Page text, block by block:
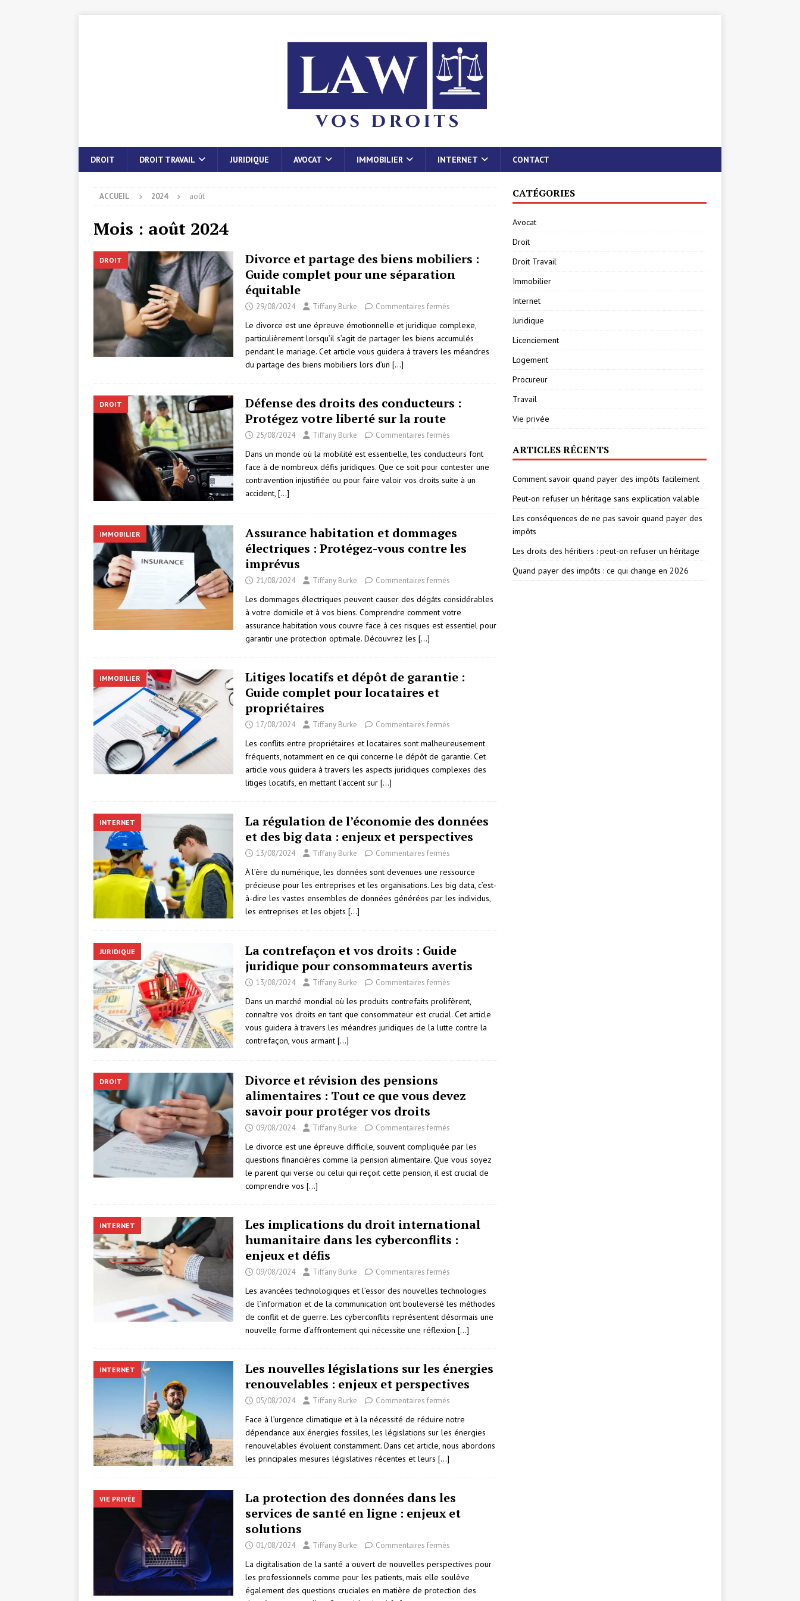
DROIT DROIT TRAVAIL JURIDIQUE AVOCAT IMMOBILIER INTERNET CONTACT
ACCUEIL 2024 août
Mois : août 2024
DROIT
Divorce et partage des biens mobiliers :
Guide complet pour une séparation
équitable
29/08/2024 Tiffany Burke Commentaires fermés
Le divorce est une épreuve émotionnelle et juridique complexe,
particulièrement lorsqu’il s’agit de partager les biens accumulés
pendant le mariage. Cet article vous guidera à travers les méandres
du partage des biens mobiliers lors d’un […]
DROIT
Défense des droits des conducteurs :
Protégez votre liberté sur la route
25/08/2024 Tiffany Burke Commentaires fermés
Dans un monde où la mobilité est essentielle, les conducteurs font
face à de nombreux défis juridiques. Que ce soit pour contester une
contravention injustifiée ou pour faire valoir vos droits suite à un
accident, […]
IMMOBILIER
Assurance habitation et dommages
électriques : Protégez-vous contre les
imprévus
21/08/2024 Tiffany Burke Commentaires fermés
Les dommages électriques peuvent causer des dégâts considérables
à votre domicile et à vos biens. Comprendre comment votre
assurance habitation vous couvre face à ces risques est essentiel pour
garantir une protection optimale. Découvrez les […]
IMMOBILIER
Litiges locatifs et dépôt de garantie :
Guide complet pour locataires et
propriétaires
17/08/2024 Tiffany Burke Commentaires fermés
Les conflits entre propriétaires et locataires sont malheureusement
fréquents, notamment en ce qui concerne le dépôt de garantie. Cet
article vous guidera à travers les aspects juridiques complexes des
litiges locatifs, en mettant l’accent sur […]
INTERNET
La régulation de l’économie des données
et des big data : enjeux et perspectives
13/08/2024 Tiffany Burke Commentaires fermés
À l’ère du numérique, les données sont devenues une ressource
précieuse pour les entreprises et les organisations. Les big data, c’est-
à-dire les vastes ensembles de données générées par les individus,
les entreprises et les objets […]
JURIDIQUE
La contrefaçon et vos droits : Guide
juridique pour consommateurs avertis
13/08/2024 Tiffany Burke Commentaires fermés
Dans un marché mondial où les produits contrefaits prolifèrent,
connaître vos droits en tant que consommateur est crucial. Cet article
vous guidera à travers les méandres juridiques de la lutte contre la
contrefaçon, vous armant […]
DROIT
Divorce et révision des pensions
alimentaires : Tout ce que vous devez
savoir pour protéger vos droits
09/08/2024 Tiffany Burke Commentaires fermés
Le divorce est une épreuve difficile, souvent compliquée par les
questions financières comme la pension alimentaire. Que vous soyez
le parent qui verse ou celui qui reçoit cette pension, il est crucial de
comprendre vos […]
INTERNET
Les implications du droit international
humanitaire dans les cyberconflits :
enjeux et défis
09/08/2024 Tiffany Burke Commentaires fermés
Les avancées technologiques et l’essor des nouvelles technologies
de l’information et de la communication ont bouleversé les méthodes
de conflit et de guerre. Les cyberconflits représentent désormais une
nouvelle forme d’affrontement qui nécessite une réflexion […]
INTERNET
Les nouvelles législations sur les énergies
renouvelables : enjeux et perspectives
05/08/2024 Tiffany Burke Commentaires fermés
Face à l’urgence climatique et à la nécessité de réduire notre
dépendance aux énergies fossiles, les législations sur les énergies
renouvelables évoluent constamment. Dans cet article, nous abordons
les principales mesures législatives récentes et leurs […]
VIE PRIVÉE
La protection des données dans les
services de santé en ligne : enjeux et
solutions
01/08/2024 Tiffany Burke Commentaires fermés
La digitalisation de la santé a ouvert de nouvelles perspectives pour
les professionnels comme pour les patients, mais elle soulève
également des questions cruciales en matière de protection des
CATÉGORIES
Avocat
Droit
Droit Travail
Immobilier
Internet
Juridique
Licenciement
Logement
Procureur
Travail
Vie privée
ARTICLES RÉCENTS
Comment savoir quand payer des impôts facilement
Peut-on refuser un héritage sans explication valable
Les conséquences de ne pas savoir quand payer des
impôts
Les droits des héritiers : peut-on refuser un héritage
Quand payer des impôts : ce qui change en 2026